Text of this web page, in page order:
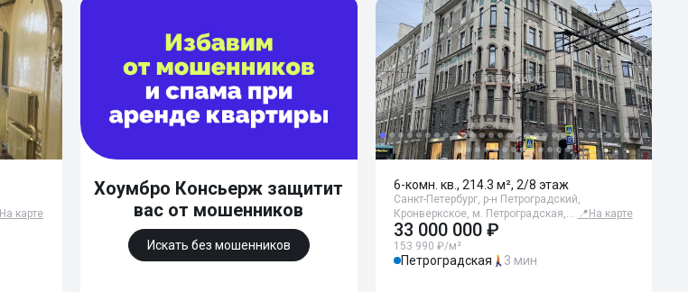
На карте
Хоумбро Консьерж защитит
вас от мошенников
Искать без мошенников
6-комн. кв., 214.3 м², 2/8 этаж
Санкт-Петербург, р-н Петроградский,
Кронверкское, м. Петроградская,… 📍 На карте
33 000 000 ₽
153 990 ₽/м²
Петроградская 3 мин